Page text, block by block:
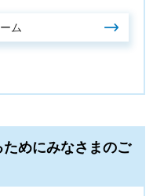
めにみなさまのご